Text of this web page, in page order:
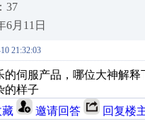
37
6月11日
21:32:03
的伺服产品，哪位大神解释
的样子
藏 邀请回答 回复楼